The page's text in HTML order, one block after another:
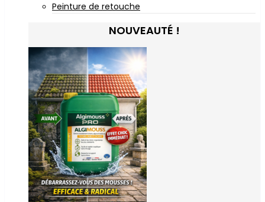
Peinture de retouche
NOUVEAUTÉ !